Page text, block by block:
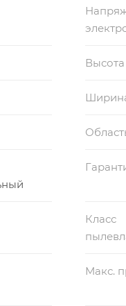
Класс
Макс.